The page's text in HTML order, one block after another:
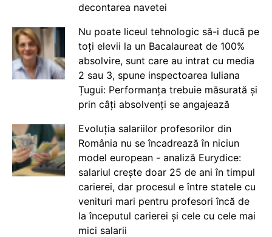
decontarea navetei
Nu poate liceul tehnologic să-i ducă pe
toți elevii la un Bacalaureat de 100%
absolvire, sunt care au intrat cu media
2 sau 3, spune inspectoarea Iuliana
Țugui: Performanța trebuie măsurată și
prin câți absolvenți se angajează
Evoluția salariilor profesorilor din
România nu se încadrează în niciun
model european - analiză Eurydice:
salariul crește doar 25 de ani în timpul
carierei, dar procesul e între statele cu
venituri mari pentru profesori încă de
la începutul carierei și cele cu cele mai
mici salarii